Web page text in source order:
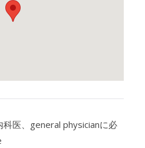
医、general physicianに必